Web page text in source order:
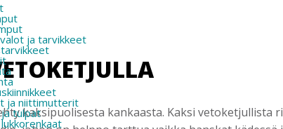
ja tarvikkeet
ja niittimutterit
tulpat
kaksipuolisesta kankaasta. Kaksi vetoketjullista